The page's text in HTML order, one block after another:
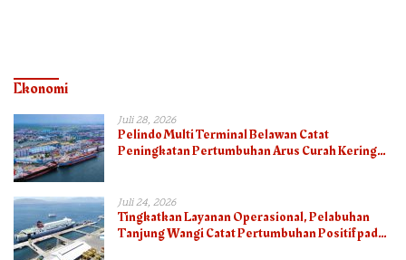
Ekonomi
Juli 28, 2026
Pelindo Multi Terminal Belawan Catat
Peningkatan Pertumbuhan Arus Curah Kering
Juli 24, 2026
Tingkatkan Layanan Operasional, Pelabuhan
Tanjung Wangi Catat Pertumbuhan Positif pada